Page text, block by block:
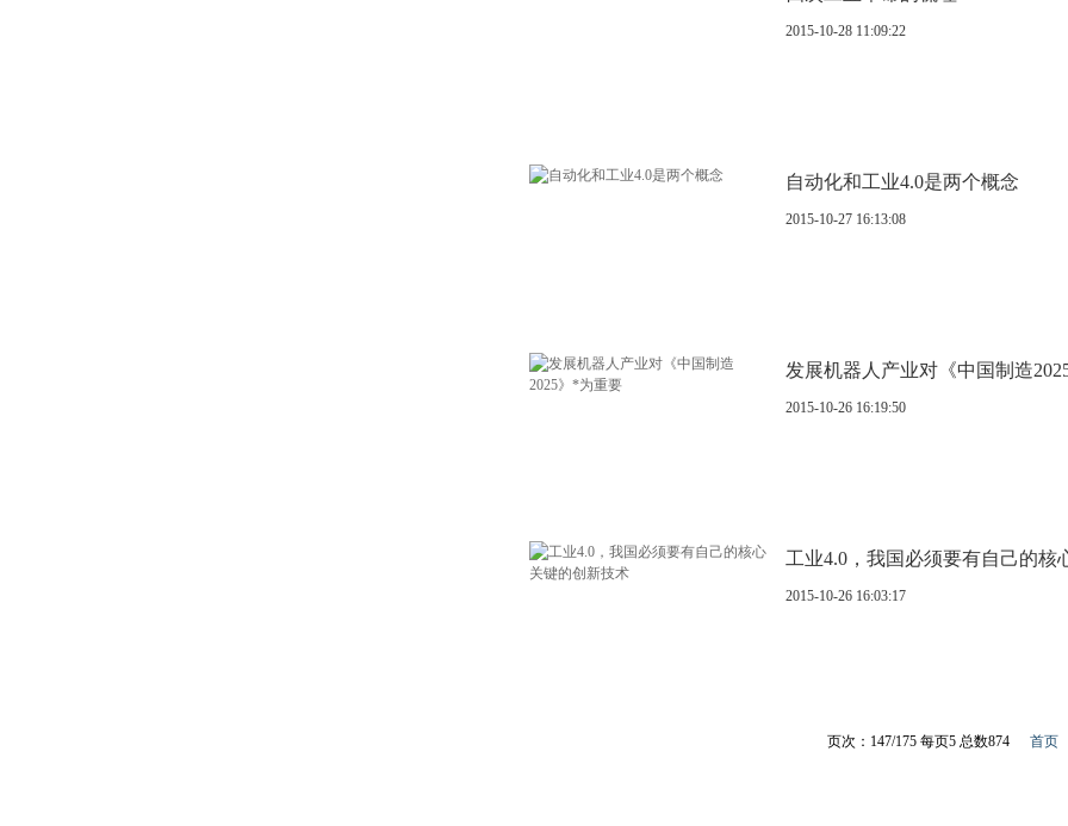
2015-10-28 11:09:22
自动化和工业4.0是两个概念
2015-10-27 16:13:08
发展机器人产业对《中国制造
2015-10-26 16:19:50
工业4.0，我国必须要有自己的核
2015-10-26 16:03:17
页次：147/175 每页5 总数874 首页